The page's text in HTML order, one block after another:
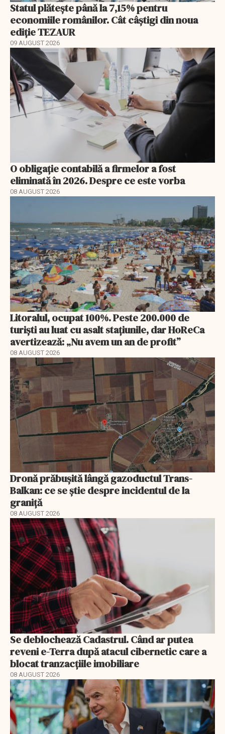
Statul plătește până la 7,15% pentru
economiile românilor. Cât câștigi din noua
ediție TEZAUR
09 AUGUST 2026
O obligație contabilă a firmelor a fost
eliminată în 2026. Despre ce este vorba
08 AUGUST 2026
Litoralul, ocupat 100%. Peste 200.000 de
turiști au luat cu asalt stațiunile, dar HoReCa
avertizează: „Nu avem un an de profit”
08 AUGUST 2026
Dronă prăbușită lângă gazoductul Trans-
Balkan: ce se știe despre incidentul de la
graniță
08 AUGUST 2026
Se deblochează Cadastrul. Când ar putea
reveni e-Terra după atacul cibernetic care a
blocat tranzacțiile imobiliare
08 AUGUST 2026